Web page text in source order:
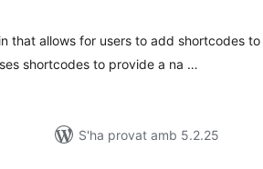
that allows for users to add shortcodes
shortcodes to provide a na …
S'ha provat amb 5.2.25